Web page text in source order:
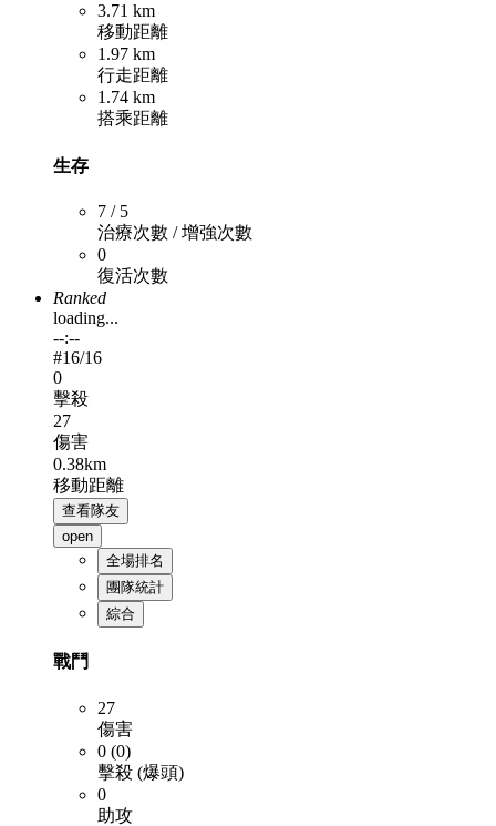
3.71 km
移動距離
1.97 km
行走距離
1.74 km
搭乘距離
生存
7 / 5
治療次數 / 增強次數
0
復活次數
Ranked
loading...
--:--
#16/16
0
擊殺
27
傷害
0.38km
移動距離
查看隊友
open
全場排名
團隊統計
綜合
戰鬥
27
傷害
0 (0)
擊殺 (爆頭)
0
助攻